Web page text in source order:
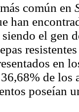
común en
han
el gen
en
de
poseían